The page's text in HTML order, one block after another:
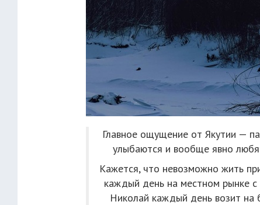
Главное ощущение от Якутии —
улыбаются и вообще явно
Кажется, что невозможно жить
каждый день на местном рынке
Николай каждый день возит на